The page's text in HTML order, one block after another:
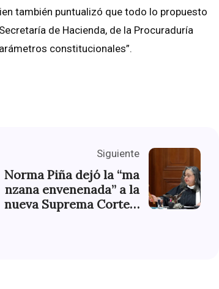
también puntualizó que todo lo propuesto
de Hacienda, de la Procuraduría
constitucionales”.
Siguiente
Norma Piña dejó la “ma
nzana envenenada” a la
nueva Suprema Corte…